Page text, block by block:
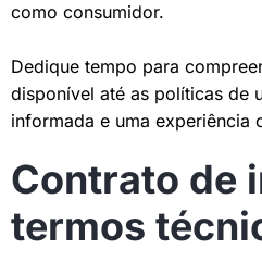
como consumidor.
Dedique tempo para
disponível até as políticas de
informada e uma experiência
Contrato de
termos